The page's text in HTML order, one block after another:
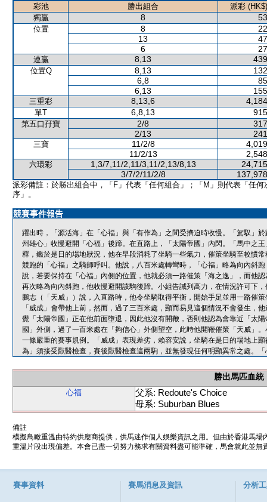
彩池 勝出組合
派彩 (HK$)
獨贏
8
位置 8
13
6
連贏 8,13
位置Q 8,13
6,8
6,13
三重彩 8,13,6
單T 6,8,13
第五口孖寶 2/8
2/13
三寶 11/2/8
11/2/13
六環彩 1,3/7,11/2,11/3,11/2,13/8,13
3/7/2/11/2/8
派彩備註：於勝出組合中，「F」代表「任何組合」；「M」則代表「任何
序」。
競賽事件報告
躍出時，「源活海」在「心福」與「有作為」之間受擠迫時收慢。「駕馭」
州雄心」收慢避開「心福」後蹄。在直路上，「太陽帝國」內閃。「馬中之
釋，鑑於是日的場地狀況，他在早段消耗了坐騎一些氣力，催策坐騎至較慣
競跑的「心福」之騎師呼叫。他說，八百米處轉彎時，「心福」略為向內斜
說，若要保持在「心福」內側的位置，他就必須一路催策「海之逸」，而他
再次略為向內斜跑，他收慢避開該駒後蹄。小組告誡列高力，在情況許可下
鵬志（「天威」）說，入直路時，他令坐騎取得平衡，開始手足並用一路催
「威成」會帶他上前，然而，過了三百米處，顯而易見這個情況不會發生，
覺「太陽帝國」正在他前面墮退，因此他沒有開鞭，否則他認為會靠近「太
國」外側，過了一百米處在「夠信心」外側望空，此時他開鞭催策「天威」
一條嚴重的賽事規例。「威成」表現差劣，賴容安說，坐騎在是日的場地上
為」須接受獸醫檢查，賽後獸醫檢查這兩駒，並無發現任何明顯異常之處。
勝出馬匹血統
心福
父系: Redoute's Choice
母系: Suburban Blues
備註
模擬鳥瞰重溫由特約供應商提供，供馬迷作個人娛樂資訊之用。但由於香港馬
重溫片段出現偏差。本會已盡一切努力務求有關資料盡可能準確，馬會就此並
賽事資料 賽馬消息及資訊 分析